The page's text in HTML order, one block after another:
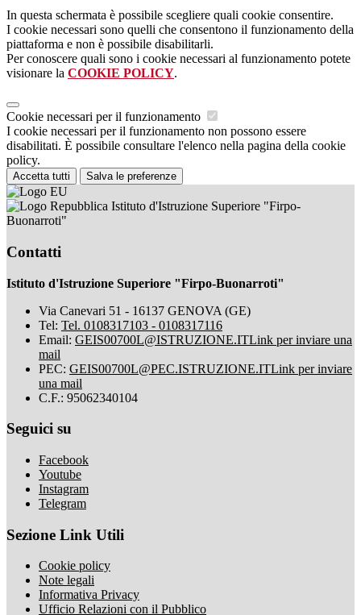
In questa schermata è possibile scegliere quali cookie consentire.
I cookie necessari sono quelli che consentono il funzionamento della
piattaforma e non è possibile disabilitarli.
Per conoscere quali sono i cookie necessari al funzionamento potete
visionare la COOKIE POLICY.
Cookie necessari per il funzionamento
I cookie necessari per il funzionamento non possono essere
disabilitati. È possibile consultare l'elenco nella pagina della cookie
policy.
Accetta tutti Salva le preferenze
Istituto d'Istruzione Superiore "Firpo-
Buonarroti"
Contatti
Istituto d'Istruzione Superiore "Firpo-Buonarroti"
Via Canevari 51 - 16137 GENOVA (GE)
Tel: Tel. 0108317103 - 0108317116
Email: GEIS00700L@ISTRUZIONE.ITLink per inviare una
mail
PEC: GEIS00700L@PEC.ISTRUZIONE.ITLink per inviare
una mail
C.F.: 95062340104
Seguici su
Facebook
Youtube
Instagram
Telegram
Sezione Link Utili
Cookie policy
Note legali
Informativa Privacy
Ufficio Relazioni con il Pubblico